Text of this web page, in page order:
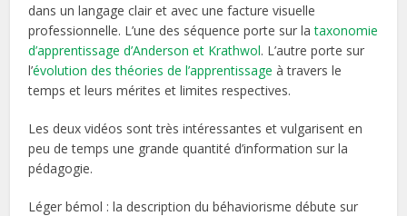
dans un langage clair et avec une facture visuelle
professionnelle. L’une des séquence porte sur lataxonomie
d’apprentissage d’Anderson et Krathwol. L’autre porte sur
l’évolution des théories de l’apprentissage à travers le
temps et leurs mérites et limites respectives.
Les deux vidéos sont très intéressantes et vulgarisent en
peu de temps une grande quantité d’information sur la
pédagogie.
Léger bémol : la description du béhaviorisme débute sur